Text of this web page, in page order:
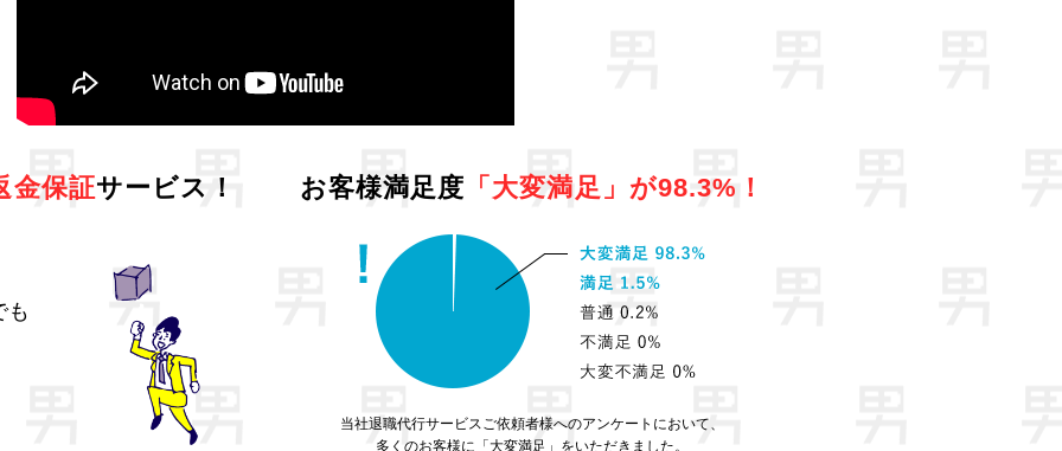
金保証サービス！
も
お客様満足度 「大変満足」が98.3%！
当社退職代行サービスご依頼者様へのアンケートにおいて、
多くのお客様に「大変満足」をいただきました。